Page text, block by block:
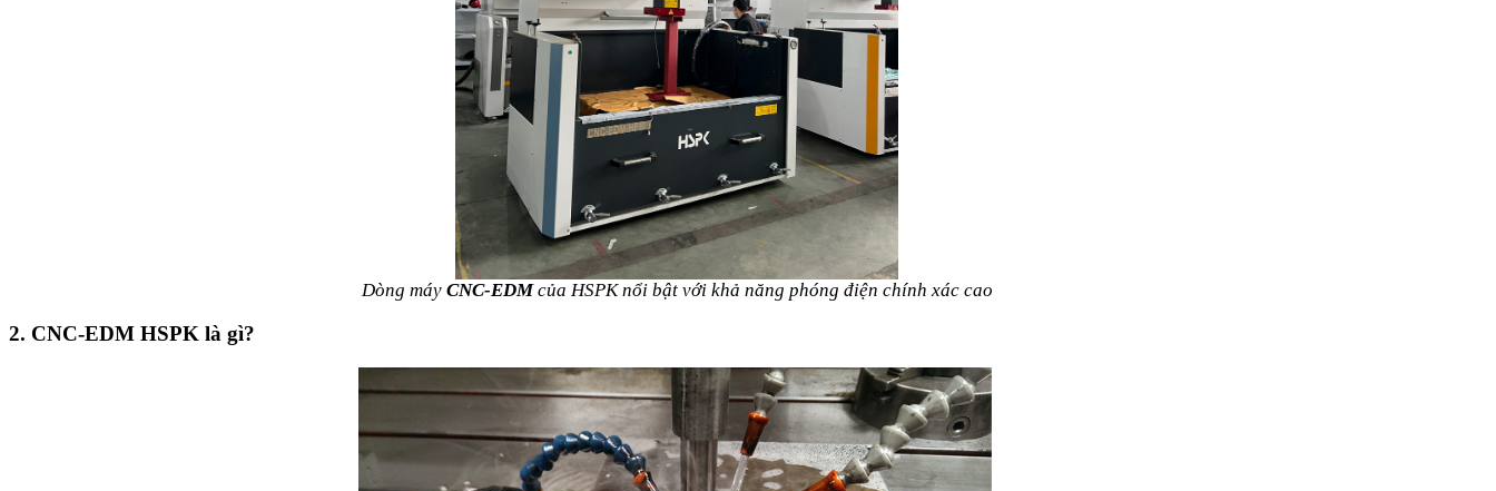
Dòng máy CNC-EDMcủa HSPK nổi bật với khả năng phóng điện chính xác cao
2. CNC-EDM HSPK là gì?